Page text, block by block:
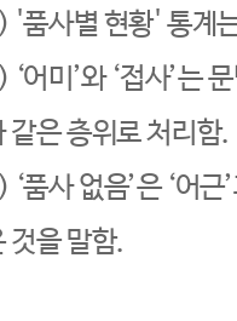
'품사별 현황' 통계
‘어미’와 ‘접사’는
같은 층위로 처리함.
‘품사 없음’은 ‘어
것을 말함.